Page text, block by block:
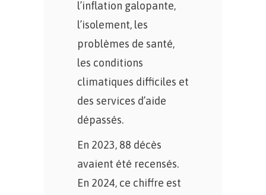
l’inflation galopante,
l’isolement, les
problèmes de santé,
les conditions
climatiques difficiles et
des services d’aide
dépassés.
En 2023, 88 décès
avaient été recensés.
En 2024, ce chiffre est